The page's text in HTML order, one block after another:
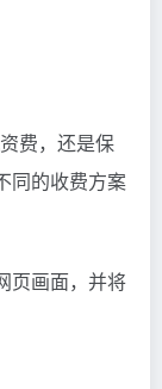
费，还是保
同的收费方案
页画面，并将